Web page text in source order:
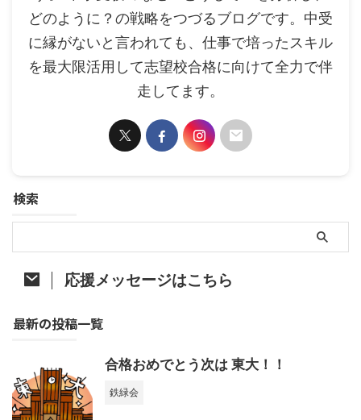
どのように？の戦略をつづるブログです。中受
に縁がないと言われても、仕事で培ったスキル
を最大限活用して志望校合格に向けて全力で伴
走してます。
検索
応援メッセージはこちら
最新の投稿一覧
合格おめでとう次は 東大！！
鉄緑会